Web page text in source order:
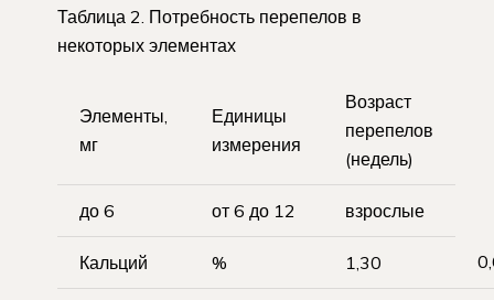
Таблица 2. Потребность перепелов в
некоторых элементах
Элементы,
мг
Единицы
измерения
Возраст
перепелов
(недель)
до 6 от 6 до 12 взрослые
Кальций % 1,30